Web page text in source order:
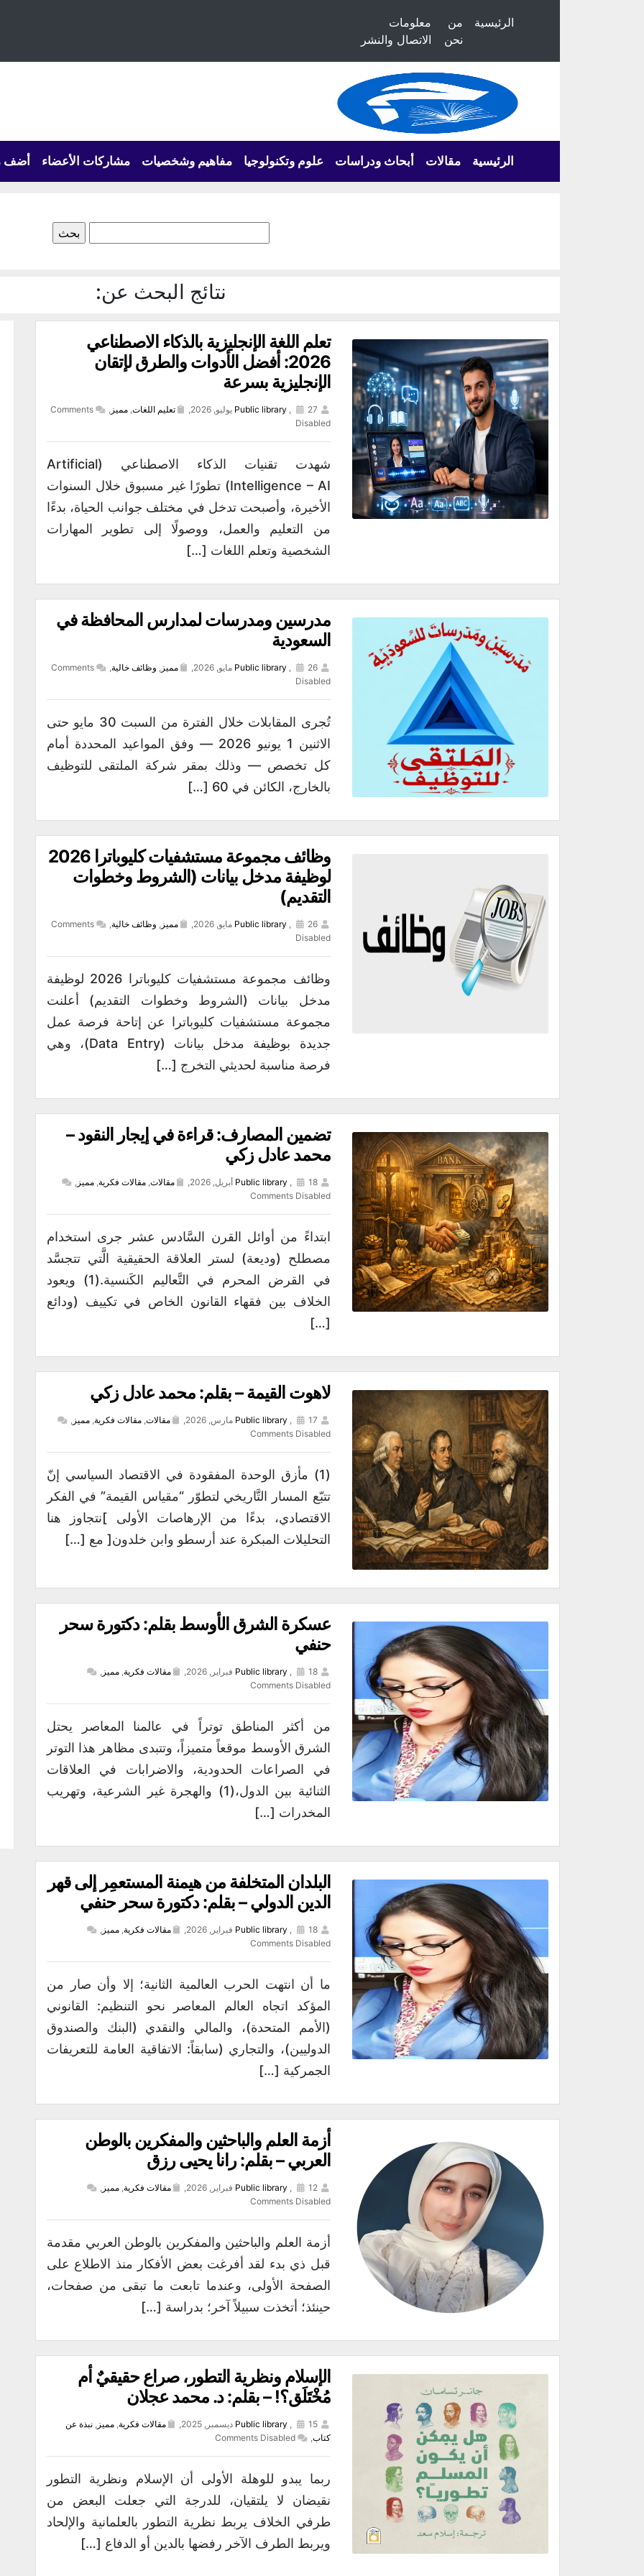
الرئيسية
من
نحن
معلومات
الاتصال والنشر
الرئيسية مقالات أبحاث ودراسات علوم وتكنولوجيا مفاهيم وشخصيات مشاركات الأعضاء أضف
عن:
نتائج البحث عن:
تعلم اللغة الإنجليزية بالذكاء الاصطناعي
2026: أفضل الأدوات والطرق لإتقان
الإنجليزية بسرعة
Public library , 27 يوليو, 2026, تعليم اللغات,مميز,
Comments
Disabled
شهدت تقنيات الذكاء الاصطناعي (Artificial
Intelligence – AI) تطورًا غير مسبوق خلال السنوات
الأخيرة، وأصبحت تدخل في مختلف جوانب الحياة، بدءًا
من التعليم والعمل، ووصولًا إلى تطوير المهارات
الشخصية وتعلم اللغات […]
مدرسين ومدرسات لمدارس المحافظة في
السعودية
Public library , 26 مايو, 2026, مميز, وظائف خالية,
Comments
Disabled
تُجرى المقابلات خلال الفترة من السبت 30 مايو حتى
الاثنين 1 يونيو 2026 — وفق المواعيد المحددة أمام
كل تخصص — وذلك بمقر شركة الملتقى للتوظيف
بالخارج، الكائن في 60 […]
وظائف مجموعة مستشفيات كليوباترا 2026
لوظيفة مدخل بيانات (الشروط وخطوات
التقديم)
Public library , 26 مايو, 2026, مميز, وظائف خالية,
Comments
Disabled
وظائف مجموعة مستشفيات كليوباترا 2026 لوظيفة
مدخل بيانات (الشروط وخطوات التقديم) أعلنت
مجموعة مستشفيات كليوباترا عن إتاحة فرصة عمل
جديدة بوظيفة مدخل بيانات (Data Entry)، وهي
فرصة مناسبة لحديثي التخرج […]
تضمين المصارف: قراءة في إيجار النقود –
محمد عادل زكي
Public library , 18 أبريل, 2026, مقالات,مقالات فكرية,مميز,
Comments Disabled
ابتداءً من أوائل القرن السَّادس عشر جرى استخدام
مصطلح (وديعة) لستر العلاقة الحقيقية الَّتي تتجسَّد
في القرض المحرم في التَّعاليم الكَنسية.(1) ويعود
الخلاف بين فقهاء القانون الخاص في تكييف (ودائع
[…]
لاهوت القيمة – بقلم: محمد عادل زكي
Public library , 17 مارس, 2026, مقالات,مقالات فكرية,مميز,
Comments Disabled
(1) مأزق الوحدة المفقودة في الاقتصاد السياسي إنّ
تتبّع المسار التَّاريخي لتطوّر “مقياس القيمة” في الفكر
الاقتصادي، بدءًا من الإرهاصات الأولى ]نتجاوز هنا
التحليلات المبكرة عند أرسطو وابن خلدون[ مع […]
عسكرة الشرق الأوسط بقلم: دكتورة سحر
حنفي
Public library , 18 فبراير, 2026, مقالات فكرية,مميز,
Comments Disabled
من أكثر المناطق توتراً في عالمنا المعاصر يحتل
الشرق الأوسط موقعاً متميزاً، وتتبدى مظاهر هذا التوتر
في الصراعات الحدودية، والاضرابات في العلاقات
الثنائية بين الدول،(1) والهجرة غير الشرعية، وتهريب
المخدرات […]
البلدان المتخلفة من هيمنة المستعمِر إلى قهر
الدين الدولي – بقلم: دكتورة سحر حنفي
Public library , 18 فبراير, 2026, مقالات فكرية,مميز,
Comments Disabled
ما أن انتهت الحرب العالمية الثانية؛ إلا وأن صار من
المؤكد اتجاه العالم المعاصر نحو التنظيم: القانوني
(الأمم المتحدة)، والمالي والنقدي (البنك والصندوق
الدوليين)، والتجاري (سابقاً: الاتفاقية العامة للتعريفات
الجمركية […]
أزمة العلم والباحثين والمفكرين بالوطن
العربي – بقلم: رانا يحيى رزق
Public library , 12 فبراير, 2026, مقالات فكرية,مميز,
Comments Disabled
أزمة العلم والباحثين والمفكرين بالوطن العربي مقدمة
قبل ذي بدء لقد أفرغت بعض الأفكار منذ الاطلاع على
الصفحة الأولى، وعندما تابعت ما تبقى من صفحات،
حينئذ؛ أتخذت سبيلاً آخر؛ بدراسة […]
الإسلام ونظرية التطور، صراع حقيقيٌ أم
مُخْتَلَق؟! – بقلم: د. محمد عجلان
Public library , 15 ديسمبر, 2025, مقالات فكرية,مميز,نبذة عن
كتاب,
Comments Disabled
ربما يبدو للوهلة الأولى أن الإسلام ونظرية التطور
نقيضان لا يلتقيان، للدرجة التي جعلت البعض من
طرفي الخلاف يربط نظرية التطور بالعلمانية والإلحاد
ويربط الطرف الآخر رفضها بالدين أو الدفاع […]